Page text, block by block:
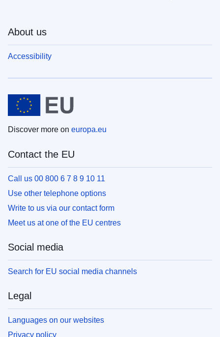
About us
Accessibility
Discover more on europa.eu
Contact the EU
Call us 00 800 6 7 8 9 10 11
Use other telephone options
Write to us via our contact form
Meet us at one of the EU centres
Social media
Search for EU social media channels
Legal
Languages on our websites
Privacy policy